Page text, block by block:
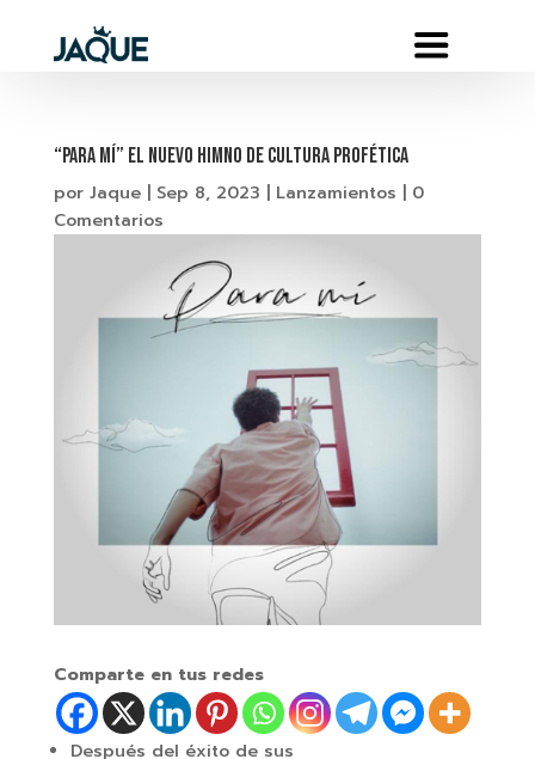
“Para mí” el nuevo himno de Cultura Profética
por Jaque| Sep 8, 2023 Lanzamientos
0
Comentarios
Comparte en tus redes
Después del éxito de sus